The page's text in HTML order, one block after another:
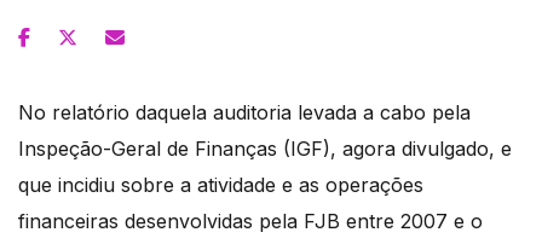
No relatório daquela auditoria levada a cabo pela
Inspeção-Geral de Finanças (IGF), agora divulgado, e
que incidiu sobre a atividade e as operações
financeiras desenvolvidas pela FJB entre 2007 e o